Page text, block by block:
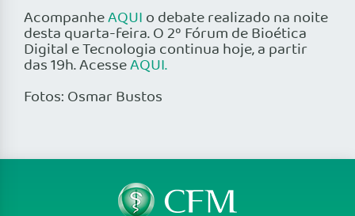
AcompanheAQUI o debate realizado na noite
desta quarta-feira. O 2º Fórum de Bioética
Digital e Tecnologia continua hoje, a partir
das 19h. AcesseAQUI.
Fotos: Osmar Bustos